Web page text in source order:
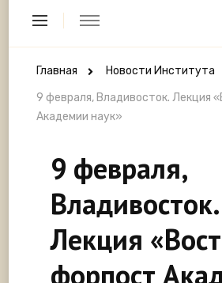
Главная
Новости Института
9 февраля, Владивосток. Лекция
Академии наук»
9 февраля,
Владивосток.
Лекция
форпост